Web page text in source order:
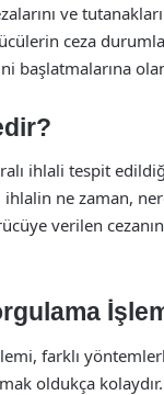
ve
ceza
başlatmalarına
ihlali tespit
ne zaman,
verilen
farklı
oldukça